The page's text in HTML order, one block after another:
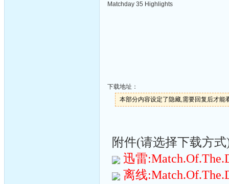
Matchday 35 Highlights
下载地址：
本部分内容设定了隐藏,需要回复后才能
附件(请选择下载方
迅雷
离线